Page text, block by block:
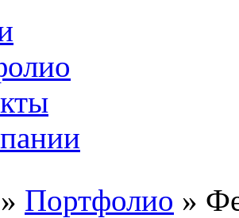
» Портфолио »